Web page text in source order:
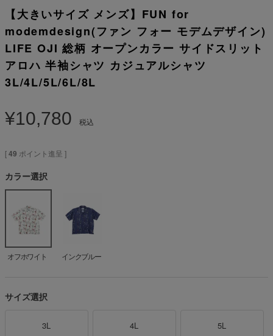
【大きいサイズ メンズ】FUN for
modemdesign(ファン フォー モデムデザイン)
LIFE OJI 総柄 オープンカラー サイドスリット
アロハ 半袖シャツ カジュアルシャツ
3L/4L/5L/6L/8L
¥10,780 税込
[49 ポイント進呈 ]
カラー選択
オフホワイト インクブルー
サイズ選択
3L 4L 5L